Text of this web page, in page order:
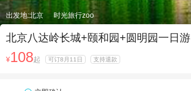
出发地:北京 时光旅行zoo
北京八达岭长城+颐和园+圆明园一日
¥108起 可订8月11日 支持退款